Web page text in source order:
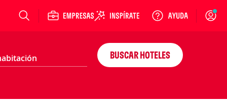
Login
BUSCAR HOTELES